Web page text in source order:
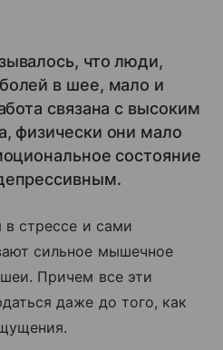
что люди,
в шее, мало и
связана с высоким
физически они мало
состояние
стрессе и сами
сильное мышечное
Причем все эти
даже до того, как